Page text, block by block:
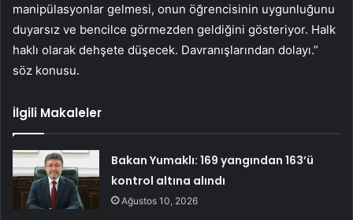
manipülasyonlar gelmesi, onun öğrencisinin uygunluğunu
duyarsız ve bencilce görmezden geldiğini gösteriyor. Halk
haklı olarak dehşete düşecek. Davranışlarından dolayı.”
söz konusu.
İlgili Makaleler
Bakan Yumaklı: 169 yangından 163’ü
kontrol altına alındı
Ağustos 10, 2026